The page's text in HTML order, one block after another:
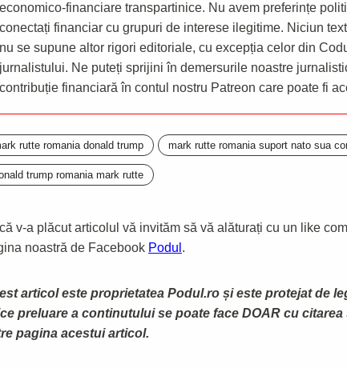
economico-financiare transpartinice. Nu avem preferințe
conectați financiar cu grupuri de interese ilegitime. Niciun
nu se supune altor rigori editoriale, cu excepția celor din
jurnalistului. Ne puteți sprijini în demersurile noastre
contribuție financiară în contul nostru Patreon care poate fi
rutte romania donald trump mark rutte romania suport nato sua
trump romania mark rutte
v-a plăcut articolul vă invităm să vă alăturați cu un like
noastră de Facebook Podul .
articol este proprietatea Podul.ro și este protejat de
preluare a continutului se poate face DOAR cu
pagina acestui articol.